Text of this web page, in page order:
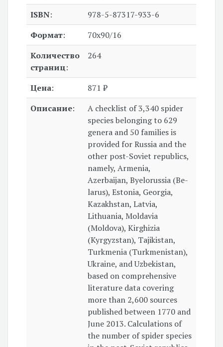
ISBN:
978-5-87317-933-6
Формат:
70x90/16
Количество
страниц:
264
Цена:
871 ₽
Описание:
A checklist of 3,340 spider
species belonging to 629
genera and 50 families is
provided for Russia and the
other post-Soviet republics,
namely, Armenia,
Azerbaijan, Byelorussia (Be­
larus), Estonia, Georgia,
Kazakhstan, Latvia,
Lithuania, Moldavia
(Moldova), Kirghizia
(Kyrgyzstan), Tajikistan,
Turkmenia (Turkmenistan),
Ukraine, and Uzbekistan,
based on comprehensive
literature data covering
more than 2,600 sources
published between 1770 and
June 2013. Calculations of
the number of spider species